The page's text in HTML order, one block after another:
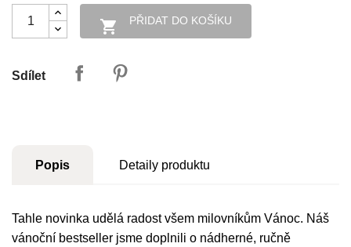
 PŘIDAT DO KOŠÍKU
Sdílet
Popis Detaily produktu
Tahle novinka udělá radost všem milovníkům Vánoc. Náš
vánoční bestseller jsme doplnili o nádherné, ručně